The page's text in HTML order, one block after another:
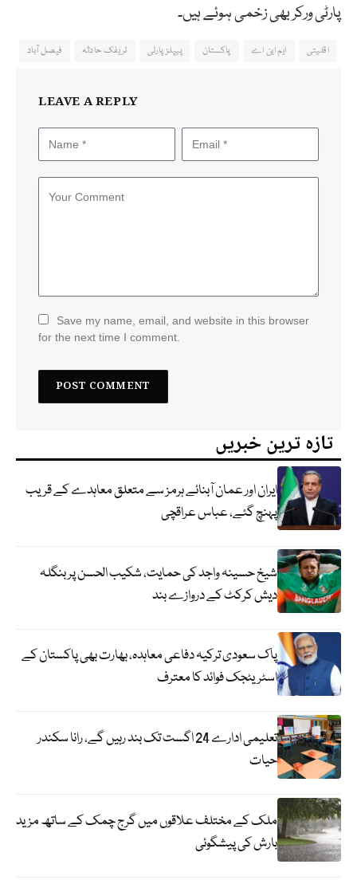
پارٹی ورکر بھی زخمی ہوئے ہیں۔
اقلیتی ایم این اے پاکستان پیپلز پارٹی ٹریفک حادثہ فیصل آباد
LEAVE A REPLY
Save my name, email, and website in this browser
for the next time I comment.
تازہ ترین خبریں
ایران اور عمان آبنائے ہرمز سے متعلق معاہدے کے قریب
پہنچ گئے، عباس عراقچی
شیخ حسینہ واجد کی حمایت، شکیب الحسن پر بنگلہ
دیش کرکٹ کے دروازے بند
پاک سعودی ترکیہ دفاعی معاہدہ، بھارت بھی پاکستان کے
اسٹریٹجک فوائد کا معترف
تعلیمی ادارے 24 اگست تک بند رہیں گے، رانا سکندر
حیات
ملک کے مختلف علاقوں میں گرج چمک کے ساتھ مزید
بارش کی پیشگوئی